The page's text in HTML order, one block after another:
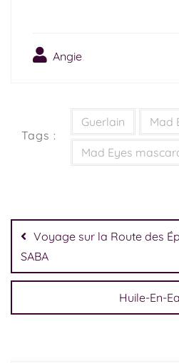
Angie
Tags :
Guerlain Mad
Mad Eyes
Voyage sur la Route des
SABA
Huile-En-